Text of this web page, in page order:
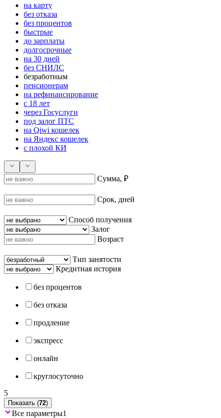
на карту
без отказа
без процентов
быстрые
до зарплаты
долгосрочные
на 30 дней
без СНИЛС
безработным
пенсионерам
на рефинансирование
с 18 лет
через Госуслуги
под залог ПТС
на Qiwi кошелек
на Яндекс кошелек
с плохой КИ
Сумма, ₽
Срок, дней
Способ получения
Залог
Возраст
Тип занятости
Кредитная история
без процентов
без отказа
продление
экспресс
онлайн
круглосуточно
5
Показать (72)
Все параметры1